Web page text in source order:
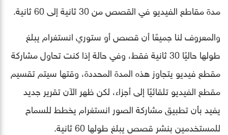
مدة مقاطع الفيديو في القصص من 30 ثانية إلى 60 ثانية.
والمعروف لنا جميعًا أن قصص أو ستوري انستغرام يبلغ
طولها حاليًا 30 ثانية فقط، وفي حالة إذا كنت تحاول مشاركة
مقطع فيديو يتجاوز هذه المدة المحددة، وقتها سيتم تقسيم
مقطع الفيديو تلقائيًا إلى أجزاء، لكن ظهر الآن تقرير جديد
يفيد بأن تطبيق مشاركة الصور انستغرام يخطط للسماح
للمستخدمين بنشر قصص يبلغ طولها 60 ثانية.